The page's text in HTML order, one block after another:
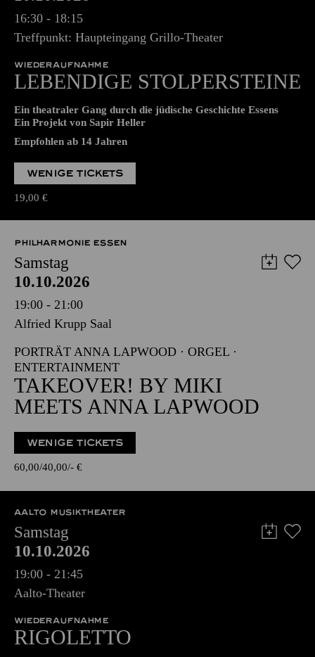
Samstag
10.10.2026
16:30 - 18:15
Treffpunkt: Haupteingang Grillo-Theater
WIEDERAUFNAHME
LEBENDIGE STOLPER­STEINE
Ein Projekt von Sapir Heller
Empfohlen ab 14 Jahren
19,00€
PHILHARMONIE ESSEN
Samstag
10.10.2026
19:00 - 21:00
Alfried Krupp Saal
PORTRÄT ANNA LAPWOOD · ORGEL ·
ENTERTAINMENT
TAKEOVER! BY MIKI
MEETS ANNA LAPWOOD
60,00 40,00 -€
AALTO MUSIKTHEATER
Samstag
10.10.2026
19:00 - 21:45
Aalto-Theater